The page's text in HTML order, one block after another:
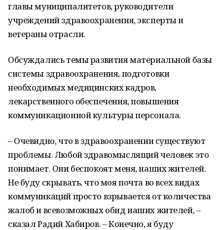
главы муниципалитетов, руководители
учреждений здравоохранения, эксперты и
ветераны отрасли.
Обсуждались темы развития материальной базы
системы здравоохранения, подготовки
необходимых медицинских кадров,
лекарственного обеспечения, повышения
коммуникационной культуры персонала.
– Очевидно, что в здравоохранении существуют
проблемы. Любой здравомыслящий человек это
понимает. Они беспокоят меня, наших жителей.
Не буду скрывать, что моя почта во всех видах
коммуникаций просто взрывается от количества
жалоб и всевозможных обид наших жителей, –
сказал Радий Хабиров. – Конечно, я буду